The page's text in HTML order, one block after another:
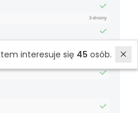
interesuje się 45 osób.